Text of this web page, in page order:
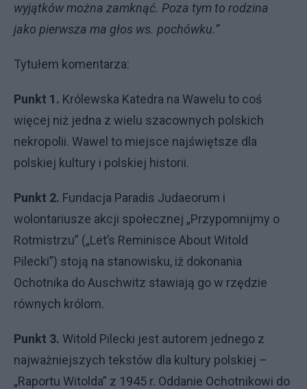
wyjątków można zamknąć. Poza tym to rodzina
jako pierwsza ma głos ws. pochówku.”
Tytułem komentarza:
Punkt 1. Królewska Katedra na Wawelu to coś
więcej niż jedna z wielu szacownych polskich
nekropolii. Wawel to miejsce najświętsze dla
polskiej kultury i polskiej historii.
Punkt 2. Fundacja Paradis Judaeorum i
wolontariusze akcji społecznej „Przypomnijmy o
Rotmistrzu” („Let’s Reminisce About Witold
Pilecki”) stoją na stanowisku, iż dokonania
Ochotnika do Auschwitz stawiają go w rzędzie
równych królom.
Punkt 3. Witold Pilecki jest autorem jednego z
najważniejszych tekstów dla kultury polskiej –
„Raportu Witolda” z 1945 r. Oddanie Ochotnikowi do